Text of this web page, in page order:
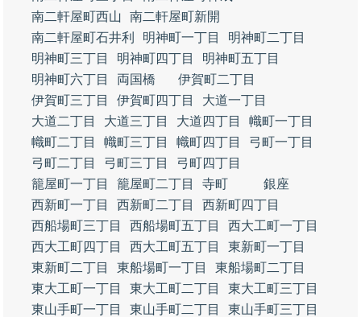
南二軒屋町西山
南二軒屋町新開
南二軒屋町石井利
明神町一丁目
明神町二丁目
明神町三丁目
明神町四丁目
明神町五丁目
明神町六丁目
両国橋
伊賀町二丁目
伊賀町三丁目
伊賀町四丁目
大道一丁目
大道二丁目
大道三丁目 大道四丁目
幟町一丁目
幟町二丁目
幟町三丁目 幟町四丁目
弓町一丁目
弓町二丁目
弓町三丁目
弓町四丁目
籠屋町一丁目
籠屋町二丁目 寺町
銀座
西新町一丁目
西新町二丁目
西新町四丁目
西船場町三丁目
西船場町五丁目
西大工町一丁目
西大工町四丁目
西大工町五丁目
東新町一丁目
東新町二丁目
東船場町一丁目
東船場町二丁目
東大工町一丁目
東大工町二丁目
東大工町三丁目
東山手町一丁目
東山手町二丁目
東山手町三丁目